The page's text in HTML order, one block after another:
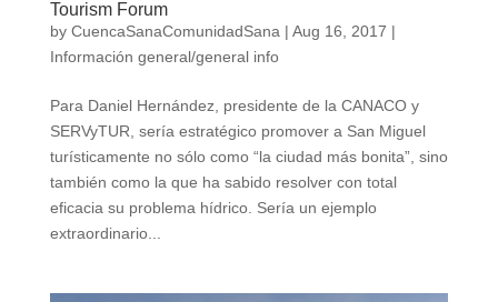
Tourism Forum
by CuencaSanaComunidadSana | Aug 16, 2017 |
Información general/general info
Para Daniel Hernández, presidente de la CANACO y
SERVyTUR, sería estratégico promover a San Miguel
turísticamente no sólo como “la ciudad más bonita”, sino
también como la que ha sabido resolver con total
eficacia su problema hídrico. Sería un ejemplo
extraordinario...